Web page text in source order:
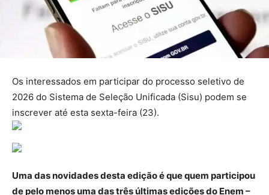
Os interessados em participar do processo seletivo de
2026 do Sistema de Seleção Unificada (Sisu) podem se
inscrever até esta sexta-feira (23).
Uma das novidades desta edição é que quem participou
de pelo menos uma das três últimas edições do Enem –